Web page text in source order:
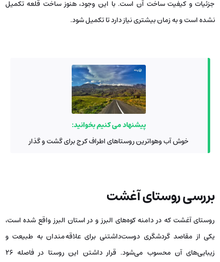
جزئیات و کیفیت ساخت آن است. با این وجود، هنوز ساخت قلعه تکمیل
نشده است و به زمان بیشتری نیاز دارد تا تکمیل شود.
پیشنهاد می کنیم بخوانید:
خوش آب‌ وهواترین روستاهای اطراف کرج برای گشت‌ و گذار
بررسی روستای آغشت
روستای آغشت که در دامنه کوه‌های البرز و در استان البرز واقع شده است،
یکی از مقاصد گردشگری دوست‌داشتنی برای علاقه‌مندان به طبیعت و
زیبایی‌های آن محسوب می‌شود. قرار داشتن این روستا در فاصله ۲۶